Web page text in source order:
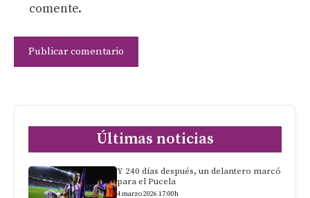
comente.
Últimas noticias
Y 240 días después, un delantero marcó
para el Pucela
4 marzo 2026 17:00h